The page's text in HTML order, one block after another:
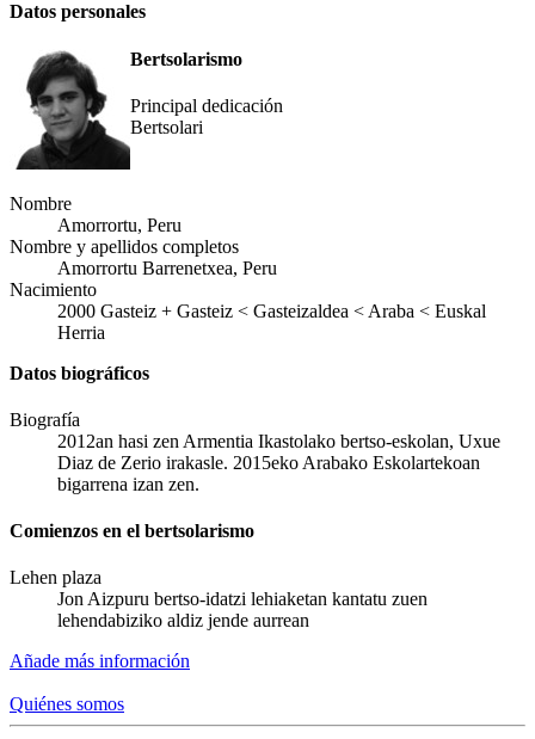
Datos personales
Nombre
Amorrortu, Peru
Nombre y apellidos completos
Amorrortu Barrenetxea, Peru
Nacimiento
2000 Gasteiz + Gasteiz < Gasteizaldea < Araba < Euskal
Herria
Bertsolarismo
Principal dedicación
Bertsolari
Datos biográficos
Biografía
2012an hasi zen Armentia Ikastolako bertso-eskolan, Uxue
Diaz de Zerio irakasle. 2015eko Arabako Eskolartekoan
bigarrena izan zen.
Comienzos en el bertsolarismo
Lehen plaza
Jon Aizpuru bertso-idatzi lehiaketan kantatu zuen
lehendabiziko aldiz jende aurrean
Añade más información
Quiénes somos